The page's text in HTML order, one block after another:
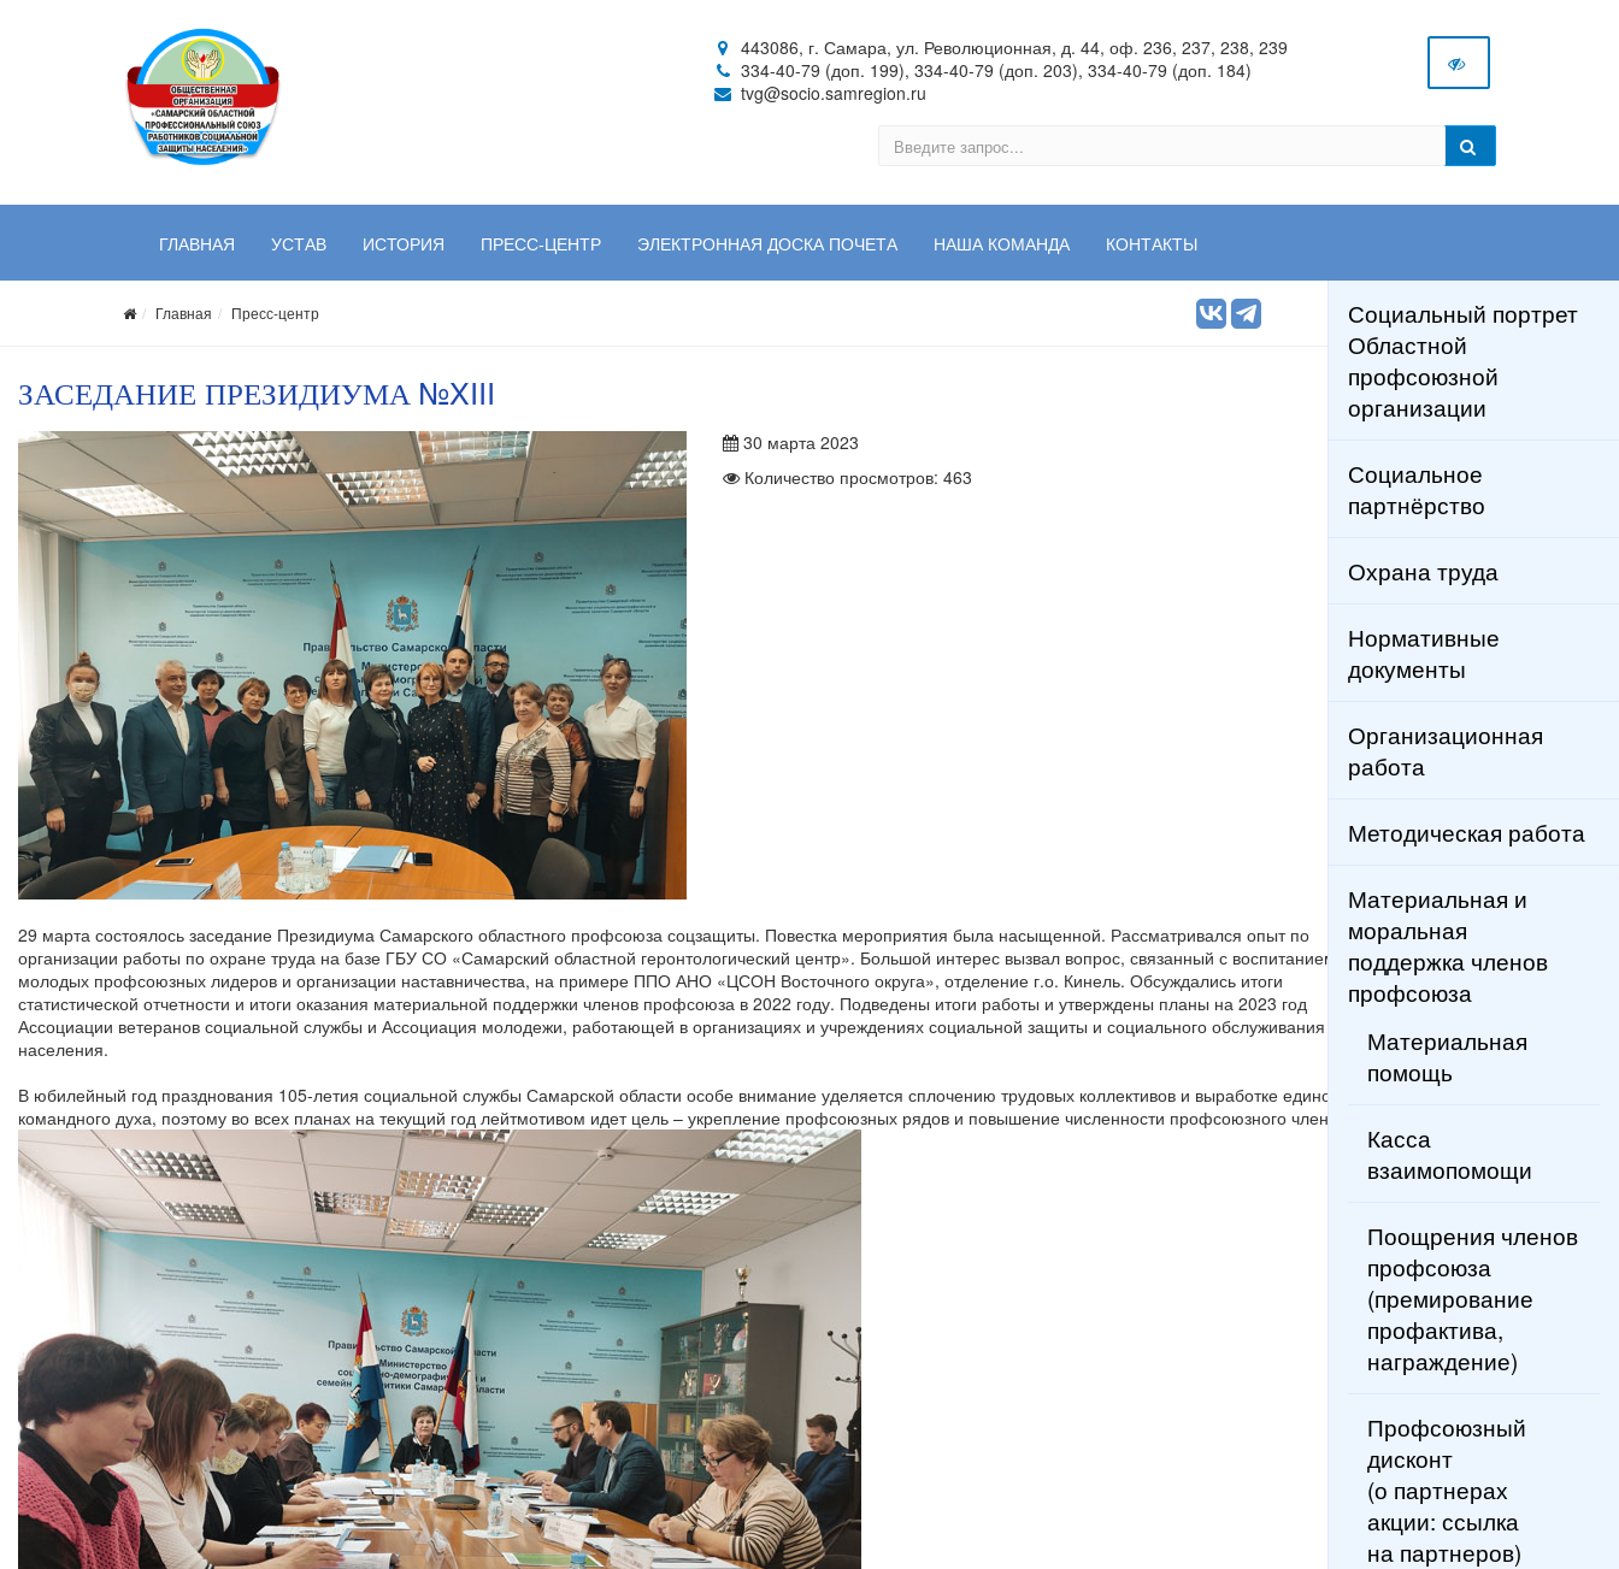
443086, г. Самара, ул. Революционная, д. 44, оф. 236, 237, 238, 239
334-40-79 (доп. 199), 334-40-79 (доп. 203), 334-40-79 (доп. 184)
tvg@socio.samregion.ru
ГЛАВНАЯ УСТАВ ИСТОРИЯ ПРЕСС-ЦЕНТР ЭЛЕКТРОННАЯ ДОСКА ПОЧЕТА НАША КОМАНДА КОНТАКТЫ
Главная Пресс-центр
ЗАСЕДАНИЕ ПРЕЗИДИУМА №XIII
30 марта 2023
Количество просмотров: 463
29 марта состоялось заседание Президиума Самарского областного профсоюза соцзащиты. Повестка мероприятия была насыщенной. Рассматривался опыт по
организации работы по охране труда на базе ГБУ СО «Самарский областной геронтологический центр». Большой интерес вызвал вопрос, связанный с воспитанием
молодых профсоюзных лидеров и организации наставничества, на примере ППО АНО «ЦСОН Восточного округа», отделение г.о. Кинель. Обсуждались итоги
статистической отчетности и итоги оказания материальной поддержки членов профсоюза в 2022 году. Подведены итоги работы и утверждены планы на 2023 год
Ассоциации ветеранов социальной службы и Ассоциация молодежи, работающей в организациях и учреждениях социальной защиты и социального обслуживания
населения.
В юбилейный год празднования 105-летия социальной службы Самарской области особе внимание уделяется сплочению трудовых коллективов и выработке единого
командного духа, поэтому во всех планах на текущий год лейтмотивом идет цель – укрепление профсоюзных рядов и повышение численности профсоюзного членства.
Социальный портрет
Областной
профсоюзной
организации
Социальное
партнёрство
Охрана труда
Нормативные
документы
Организационная
работа
Методическая работа
Материальная и
моральная
поддержка членов
профсоюза
Материальная
помощь
Касса
взаимопомощи
Поощрения членов
профсоюза
(премирование
профактива,
награждение)
Профсоюзный
дисконт
(о партнерах
акции: ссылка
на партнеров)